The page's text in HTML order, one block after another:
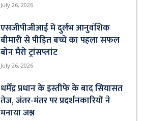
July 26, 2026
एसजीपीजीआई में दुर्लभ आनुवंशिक
बीमारी से पीड़ित बच्चे का पहला सफल
बोन मैरो ट्रांसप्लांट
July 26, 2026
धर्मेंद्र प्रधान के इस्तीफे के बाद सियासत
तेज, जंतर-मंतर पर प्रदर्शनकारियों ने
मनाया जश्न